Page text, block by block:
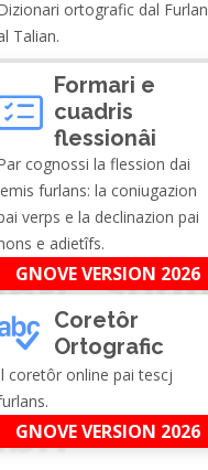
ortografic dal Furlan
Talian.
Formari e
cuadris
flessionâi
cognossi la flession dai
furlans: la coniugazion
verps e la declinazion pai
e adietîfs.
GNOVE VERSION 2026
Coretôr
Ortografic
coretôr online pai tescj
GNOVE VERSION 2026